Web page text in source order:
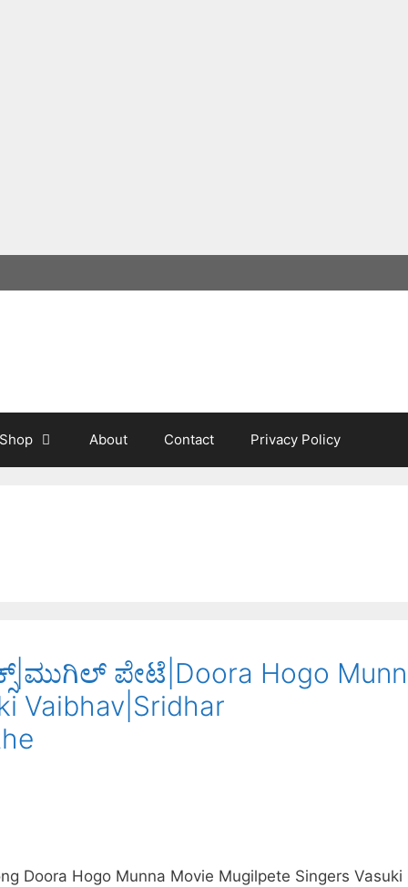
Shop About Contact Privacy Policy
ಪೇಟೆ|Doora Hogo
Vaibhav|Sridhar
Doora Hogo Munna Movie Mugilpete Singers Vasuki